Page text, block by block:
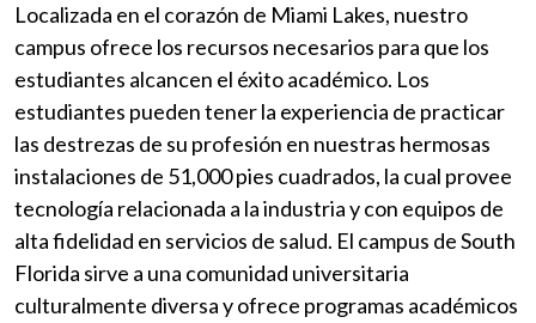
Localizada en el corazón de Miami Lakes, nuestro
campus ofrece los recursos necesarios para que los
estudiantes alcancen el éxito académico. Los
estudiantes pueden tener la experiencia de practicar
las destrezas de su profesión en nuestras hermosas
instalaciones de 51,000 pies cuadrados, la cual provee
tecnología relacionada a la industria y con equipos de
alta fidelidad en servicios de salud. El campus de South
Florida sirve a una comunidad universitaria
culturalmente diversa y ofrece programas académicos